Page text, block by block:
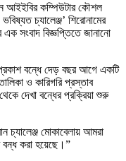
আইইবির কম্পিউটার কৌশল
চ্যালেঞ্জ’ শিরোনামের
সংবাদ বিজ্ঞপ্তিতে জানানো
প্রকাশ বন্ধে দেড় বছর আগে একটি
ও কারিগরি প্রস্তাব
দেখা বন্ধের প্রক্রিয়া শুরু
চ্যালেঞ্জ মোকাবেলায় আমরা
করা হয়েছে।”